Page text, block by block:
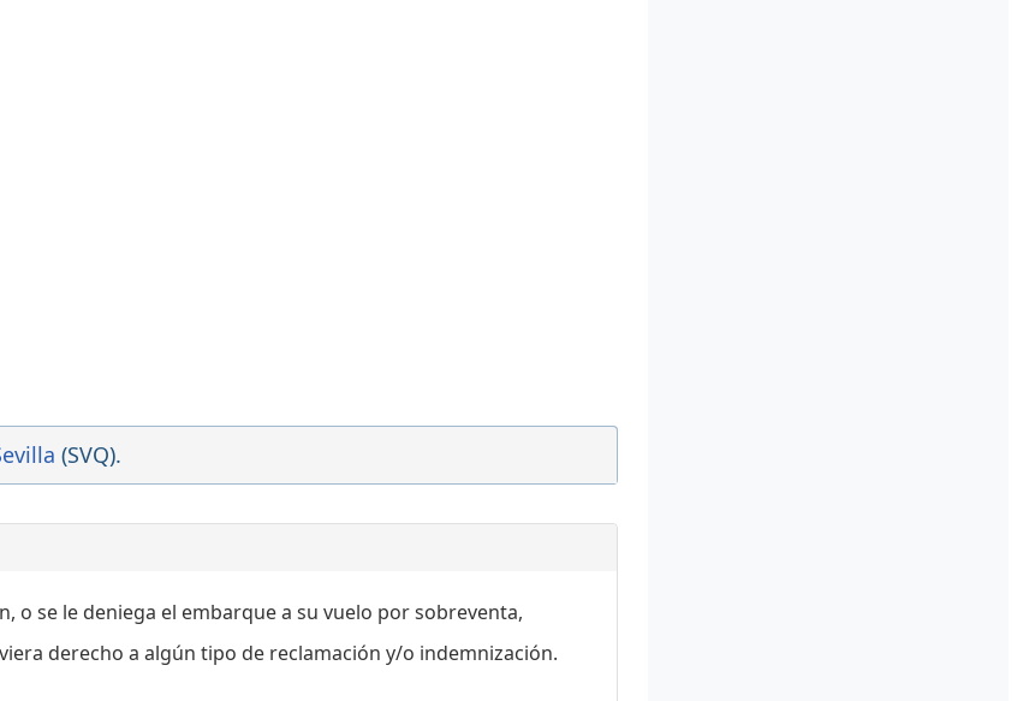
FR2426
Retrasado,
20:59[+]
HV9078
(SVQ).
o se le deniega el embarque a su vuelo por sobreventa,
derecho a algún tipo de reclamación y/o indemnización.